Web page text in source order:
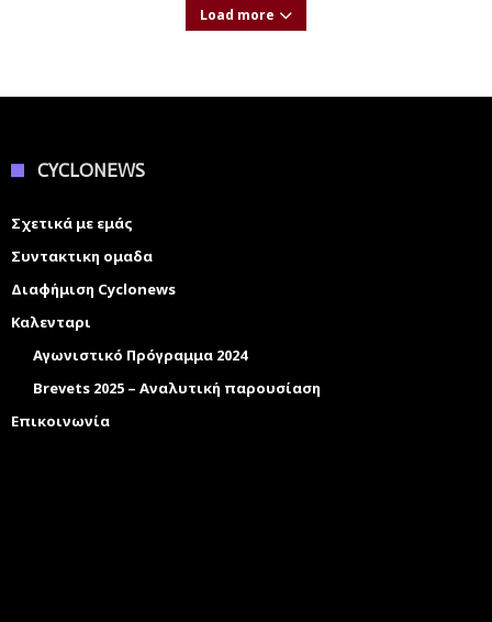
Load more
CYCLONEWS
Σχετικά με εμάς
Συντακτικη ομαδα
Διαφήμιση Cyclonews
Καλενταρι
Αγωνιστικό Πρόγραμμα 2024
Brevets 2025 – Αναλυτική παρουσίαση
Επικοινωνία